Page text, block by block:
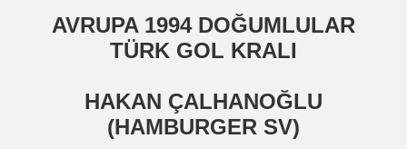
AVRUPA 1994 DOĞUMLULAR
TÜRK GOL KRALI
HAKAN ÇALHANOĞLU
(HAMBURGER SV)